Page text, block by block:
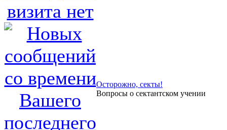
Осторожно, секты!
Вопросы о сектантском учении